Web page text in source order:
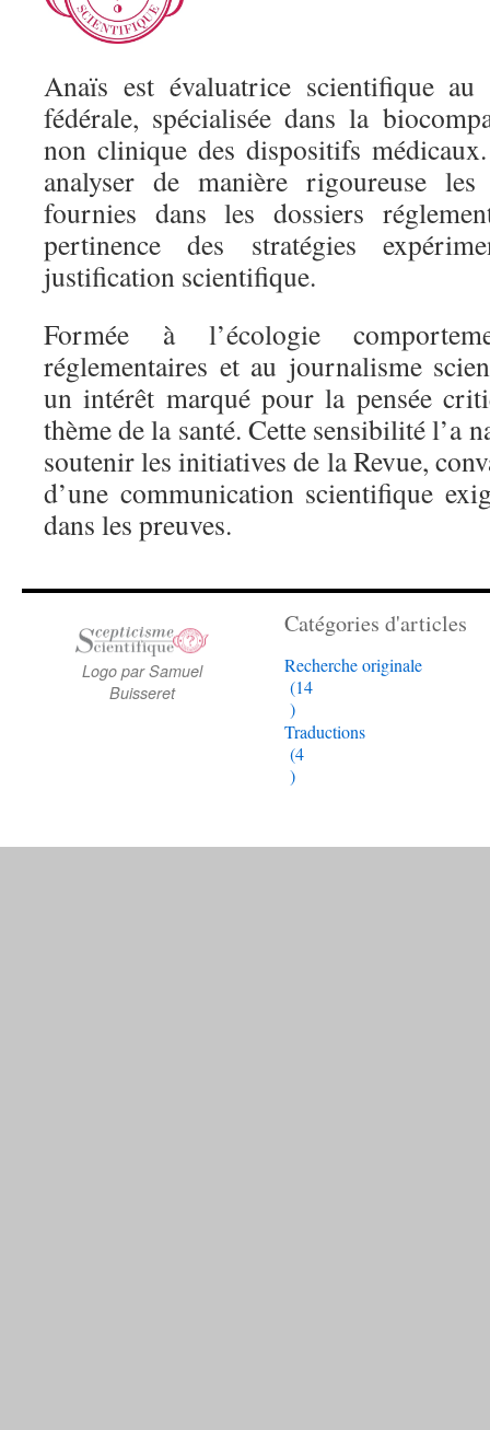
Anaïs est évaluatrice scientifique
fédérale, spécialisée dans la
non clinique des dispositifs
analyser de manière rigoureuse les
fournies dans les dossiers
pertinence des stratégies
justification scientifique.
Formée à l’écologie
réglementaires et au journalisme
un intérêt marqué pour la pensée
thème de la santé. Cette sensibilité l’a
soutenir les initiatives de la Revue,
d’une communication scientifique
dans les preuves.
Logo par Samuel
Buisseret
Catégories d'articles
Recherche originale
(14
)
Traductions
(4
)